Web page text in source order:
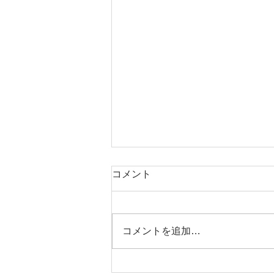
元気の出る聖書の言葉（６月
に隠し、 その幕屋のひそかな所
に 私をかくまい 岩の上に私を上
コメント
コメントを追加…